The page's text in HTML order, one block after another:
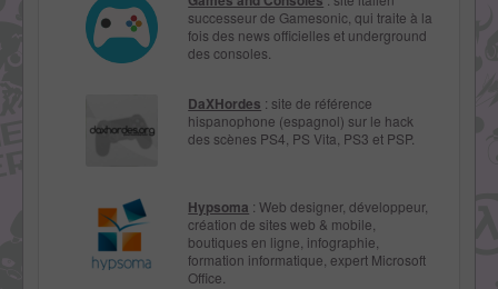
successeur de Gamesonic, qui traite à la
fois des news officielles et underground
des consoles.
DaXHordes : site de référence
hispanophone (espagnol) sur le hack
des scènes PS4, PS Vita, PS3 et PSP.
Hypsoma : Web designer, développeur,
création de sites web & mobile,
boutiques en ligne, infographie,
formation informatique, expert Microsoft
Office.